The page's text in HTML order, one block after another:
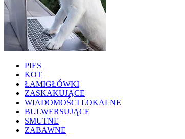
PIES
KOT
ŁAMIGŁÓWKI
ZASKAKUJĄCE
WIADOMOŚCI LOKALNE
BULWERSUJĄCE
SMUTNE
ZABAWNE